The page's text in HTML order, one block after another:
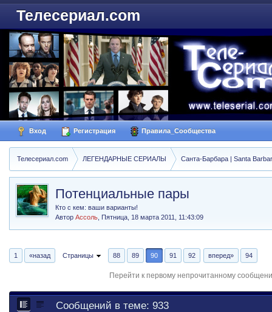
Телесериал.com
Вход Регистрация Правила_Сообщества
Телесериал.com ЛЕГЕНДАРНЫЕ СЕРИАЛЫ Санта-Барбара | Santa
Потенциальные пары
Кто с кем: ваши варианты!
АвторАссоль ,Пятница, 18 марта 2011, 11:43:09
1 «назад Страницы 88 89 90 91 92 вперед» 94
Перейти к первому непрочитанному
Сообщений в теме: 933